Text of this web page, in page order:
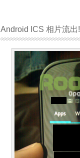
Android ICS 相片流出!